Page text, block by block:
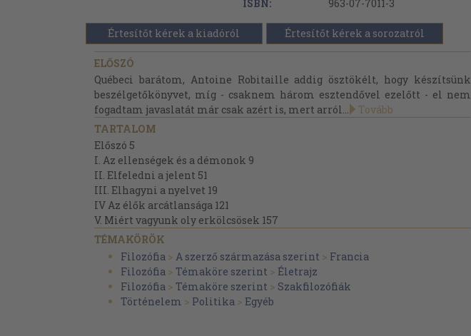
ISBN:
963-07-7011-3
Értesítőt kérek a kiadóról Értesítőt kérek a sorozatról
ELŐSZÓ
Québeci barátom, Antoine Robitaille addig ösztökélt, hogy készítsünk
beszélgetőkönyvet, míg - csaknem három esztendővel ezelőtt - el nem
fogadtam javaslatát már csak azért is, mert arról...
Tovább
TARTALOM
Előszó 5
I. Az ellenségek és a démonok 9
II. Elfeledni a jelent 51
III. Elhagyni a nyelvet 19
IV Az élők arcátlansága 121
V. Miért vagyunk oly erkölcsösek 157
TÉMAKÖRÖK
Filozófia > A szerző származása szerint > Francia
Filozófia > Témaköre szerint > Életrajz
Filozófia > Témaköre szerint > Szakfilozófiák
Történelem > Politika > Egyéb